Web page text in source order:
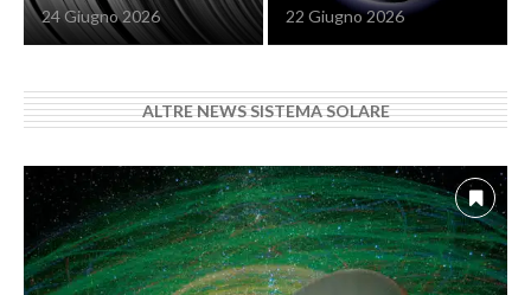
24 Giugno 2026 22 Giugno 2026
ALTRE NEWS SISTEMA SOLARE